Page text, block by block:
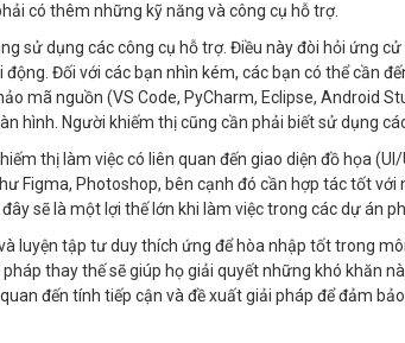
có thêm những kỹ năng và công cụ hỗ trợ.
sử dụng các công cụ hỗ trợ. Điều này đòi hỏi ứng
động. Đối với các bạn nhìn kém, các bạn có thể
mã nguồn (VS Code, PyCharm, Eclipse, Android
hình. Người khiếm thị cũng cần phải biết sử dụng
thị làm việc có liên quan đến giao diện đồ họa
Figma, Photoshop, bên cạnh đó cần hợp tác tốt
sẽ là một lợi thế lớn khi làm việc trong các dự án
luyện tập tư duy thích ứng để hòa nhập tốt trong
thay thế sẽ giúp họ giải quyết những khó khăn
đến tính tiếp cận và đề xuất giải pháp để đảm